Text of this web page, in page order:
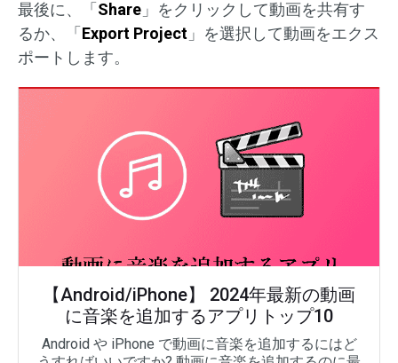
最後に、「 Share 」をクリックして動画を共有す
るか、「 Export Project 」を選択して動画をエクス
ポートします。
【Android/iPhone】 2024年最新の動画
に音楽を追加するアプリトップ10
Android や iPhone で動画に音楽を追加するにはど